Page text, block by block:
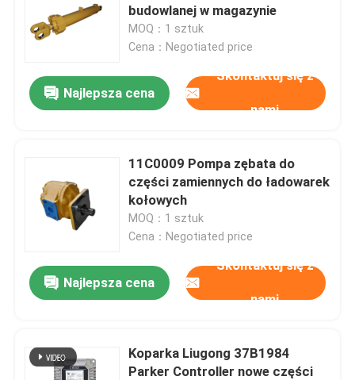
budowlanej w magazynie
MOQ：1 sztuk
Cena：Negotiated price
Najlepsza cena
Skontaktuj się z
nami
11C0009 Pompa zębata do
części zamiennych do ładowarek
kołowych
MOQ：1 sztuk
Cena：Negotiated price
Najlepsza cena
Skontaktuj się z
nami
Koparka Liugong 37B1984
Parker Controller nowe części